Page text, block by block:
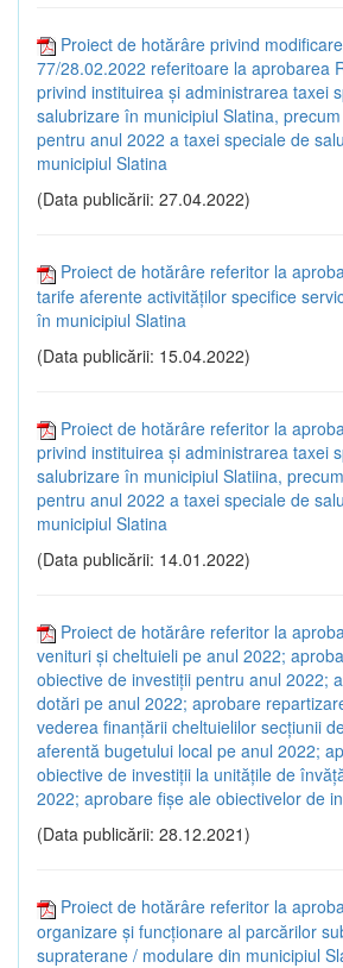
Proiect de hotărâre privind
77/28.02.2022 referitoare la aprobarea
privind instituirea și administrarea taxei
salubrizare în municipiul Slatina,
pentru anul 2022 a taxei speciale de
municipiul Slatina
(Data publicării: 27.04.2022)
Proiect de hotărâre referitor la
tarife aferente activităților specifice
în municipiul Slatina
(Data publicării: 15.04.2022)
Proiect de hotărâre referitor la
privind instituirea și administrarea taxei
salubrizare în municipiul Slatiina,
pentru anul 2022 a taxei speciale de
municipiul Slatina
(Data publicării: 14.01.2022)
Proiect de hotărâre referitor la
venituri și cheltuieli pe anul 2022;
obiective de investiții pentru anul 2022;
dotări pe anul 2022; aprobare
vederea finanțării cheltuielilor secțiunii
aferentă bugetului local pe anul 2022;
obiective de investiții la unitățile de
2022; aprobare fișe ale obiectivelor de
(Data publicării: 28.12.2021)
Proiect de hotărâre referitor la
organizare și funcționare al parcărilor
supraterane / modulare din municipiul